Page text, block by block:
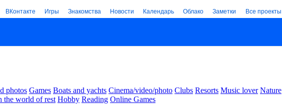
ВКонтакте Игры Знакомства Новости Календарь Облако Заметки Все проекты
photos Games Boats and yachts Cinema/video/photo Clubs Resorts Music lover Nature
the world of rest Hobby Reading Online Games